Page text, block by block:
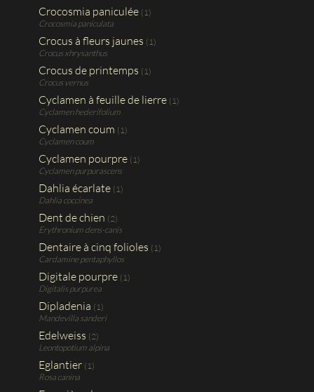
Crocosmia paniculée (1)
Crocosmia paniculata
Crocus à fleurs jaunes (1)
Crocus xhrysanthus
Crocus de printemps (1)
Crocus vernus
Cyclamen à feuille de lierre (1)
Cyclamen hederifolium
Cyclamen coum (1)
Cyclamen coum
Cyclamen pourpre (1)
Cyclamen purpurascens
Dahlia écarlate (1)
Dahlia coccinea
Dent de chien (2)
Erythronium dens-canis
Dentaire à cinq folioles (1)
Cardamine pentaphyllos
Digitale pourpre (1)
Digitalis purpurea
Dipladenia (1)
Mandevilla sanderi
Edelweiss (2)
Leontopotium alpina
Eglantier (1)
Rosa canina